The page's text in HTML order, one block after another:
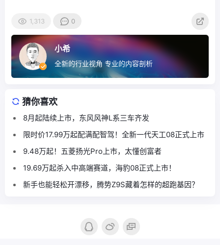
1,313 0
小希
全新的行业视角 专业的内容剖析
猜你喜欢
8月起陆续上市，东风风神L系三车齐发
限时价17.99万起配满配智驾！全新一代天工08正式上市
9.48万起！五菱扬光Pro上市，太懂创富者
19.69万起杀入中高端赛道，海豹08正式上市！
新手也能轻松开漂移，腾势Z9S藏着怎样的超跑基因？